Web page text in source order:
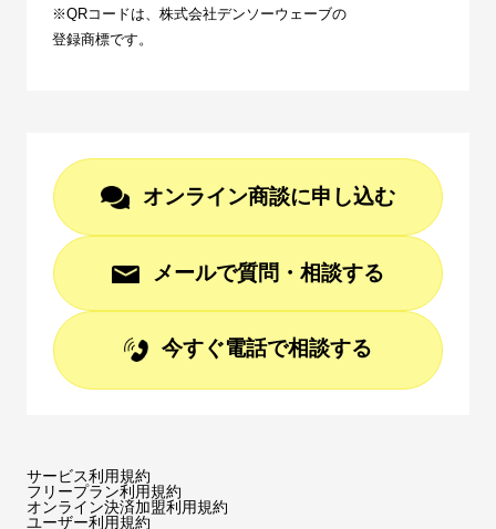
※QRコードは、株式会社デンソーウェーブの
登録商標です。
オンライン商談に申し込む
メールで質問・相談する
今すぐ電話で相談する
サービス利用規約
フリープラン利用規約
オンライン決済加盟利用規約
ユーザー利用規約